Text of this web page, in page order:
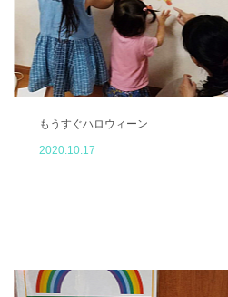
もうすぐハロウィーン
2020.10.17